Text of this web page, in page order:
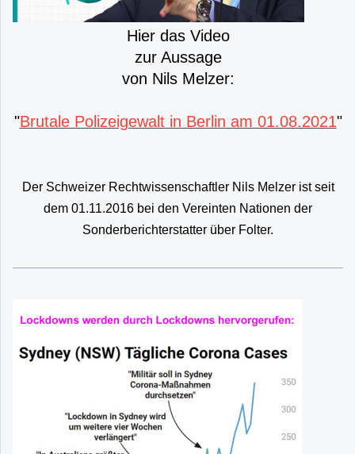
Hier das Video
zur Aussage
von Nils Melzer:
"Brutale Polizeigewalt in Berlin am 01.08.2021"
Der Schweizer Rechtwissenschaftler Nils Melzer ist seit
dem 01.11.2016 bei den Vereinten Nationen der
Sonderberichterstatter über Folter.